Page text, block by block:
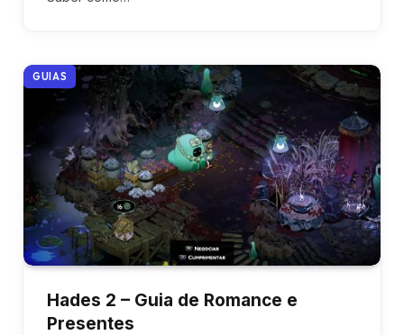
GUIAS
Hades 2 – Guia de Romance e
Presentes